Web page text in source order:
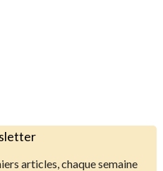
articles, chaque semaine